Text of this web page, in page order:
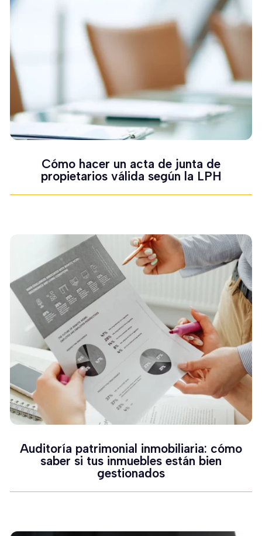
Cómo hacer un acta de junta de
propietarios válida según la LPH
Auditoría patrimonial inmobiliaria: cómo
saber si tus inmuebles están bien
gestionados